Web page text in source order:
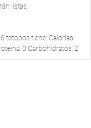
listas.
totopos tiene: Calorías:
0 Carbohidratos: 2